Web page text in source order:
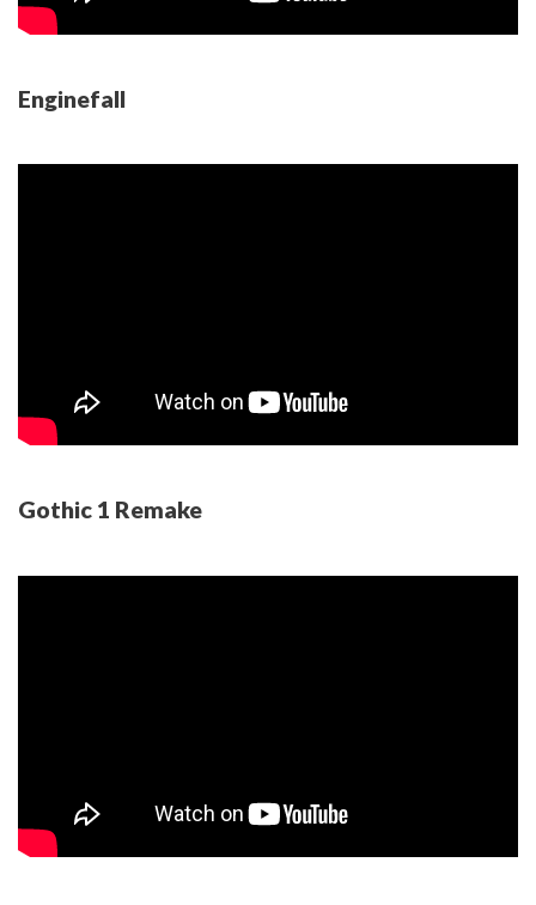
Enginefall
Gothic 1 Remake